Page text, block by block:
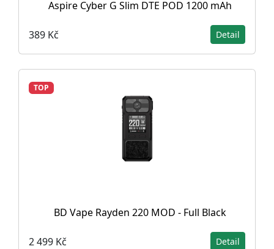
Aspire Cyber G Slim DTE POD 1200 mAh
389 Kč Detail
TOP
BD Vape Rayden 220 MOD - Full Black
2 499 Kč Detail